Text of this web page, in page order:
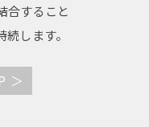
合すること
します。
＞